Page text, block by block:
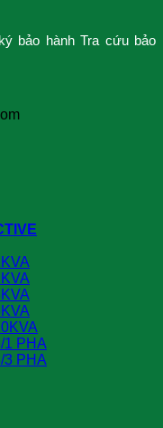
bảo hành Tra cứu bảo
1 PHA
3 PHA